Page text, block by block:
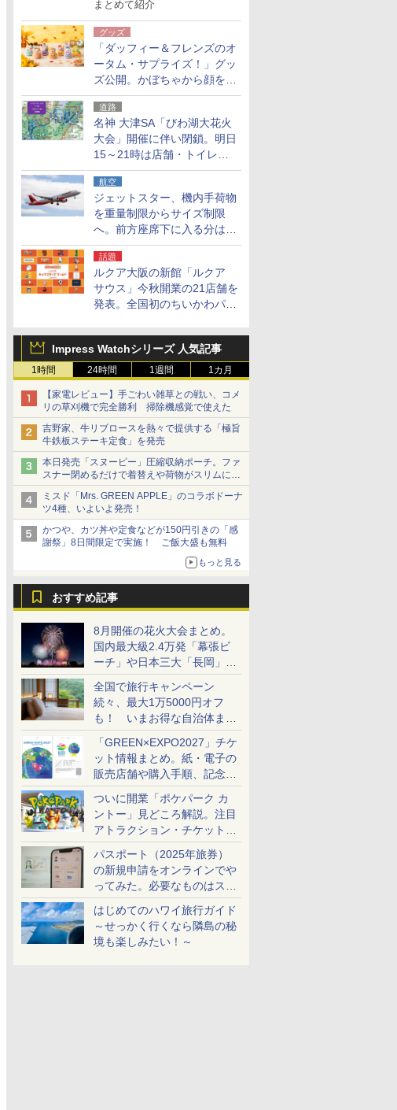
まとめて紹介
グッズ
「ダッフィー＆フレンズのオ
ータム・サプライズ！」グッ
ズ公開。かぼちゃから顔をの
ぞかせたぬいぐるみチャーム
ほか
道路
名神 大津SA「びわ湖大花火
大会」開催に伴い閉鎖。明日
15～21時は店舗・トイレ・
駐車場の利用不可
航空
ジェットスター、機内手荷物
を重量制限からサイズ制限
へ。前方座席下に入る分はす
べての運賃で無料に
話題
ルクア大阪の新館「ルクア
サウス」今秋開業の21店舗を
発表。全国初のちいかわパー
店など
Impress Watchシリーズ 人気記事
1時間 24時間 1週間 1カ月
【家電レビュー】手ごわい雑草との戦い、コメ
リの草刈機で完全勝利 掃除機感覚で使えた
吉野家、牛リブロースを熱々で提供する「極旨
牛鉄板ステーキ定食」を発売
本日発売「スヌーピー」圧縮収納ポーチ。ファ
スナー閉めるだけで着替えや荷物がスリムにま
とまる
ミスド「Mrs. GREEN APPLE」のコラボドーナ
ツ4種、いよいよ発売！
かつや、カツ丼や定食などが150円引きの「感
謝祭」8日間限定で実施！ ご飯大盛も無料
もっと見る
おすすめ記事
8月開催の花火大会まとめ。
国内最大級2.4万発「幕張ビ
ーチ」や日本三大「長岡」な
ど大型イベント目白押し！
全国で旅行キャンペーン
続々、最大1万5000円オフ
も！ いまお得な自治体まと
め
「GREEN×EXPO2027」チケ
ット情報まとめ。紙・電子の
販売店舗や購入手順、記念チ
ケットも解説
ついに開業「ポケパーク カ
ントー」見どころ解説。注目
アトラクション・チケット手
配・来場前に必要な準備は？
パスポート（2025年旅券）
の新規申請をオンラインでや
ってみた。必要なものはスマ
ホとマイナカードのみ
はじめてのハワイ旅行ガイド
～せっかく行くなら隣島の秘
境も楽しみたい！～